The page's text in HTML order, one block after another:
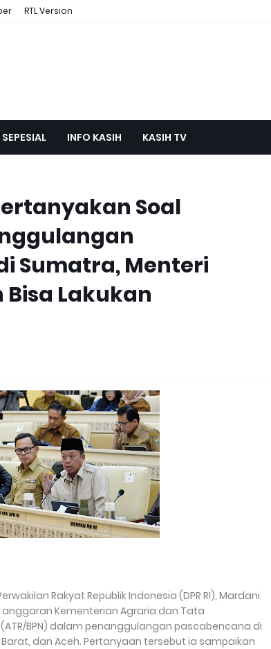
RTL Version
SEPESIAL INFO KASIH KASIH TV
Soal
Sumatra, Menteri
Lakukan
Rakyat Republik Indonesia (DPR RI), Mardani
Kementerian Agraria dan Tata
BPN) dalam penanggulangan pascabencana di
dan Aceh. Pertanyaan tersebut ia sampaikan